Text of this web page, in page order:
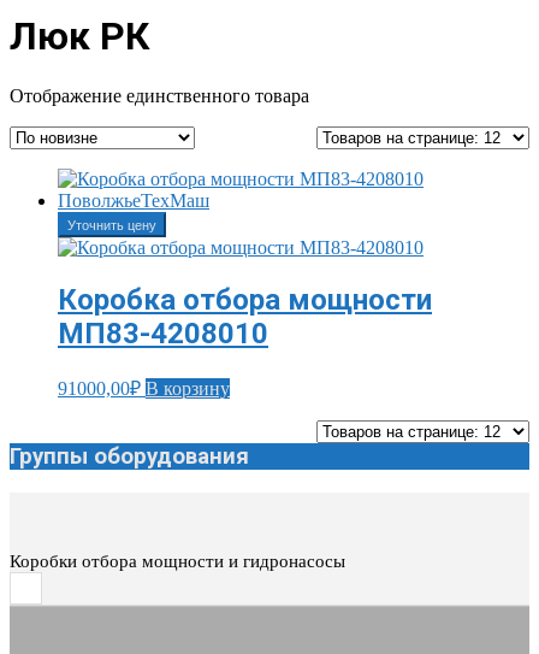
Люк РК
Отображение единственного товара
Уточнить цену
Коробка отбора мощности
МП83-4208010
91000,00₽ В корзину
Группы оборудования
Коробки отбора мощности и гидронасосы